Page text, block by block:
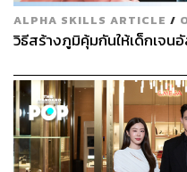
ALPHA SKILLS ARTICLE /
วิธีสร้างภูมิคุ้มกันให้เด็กเจน